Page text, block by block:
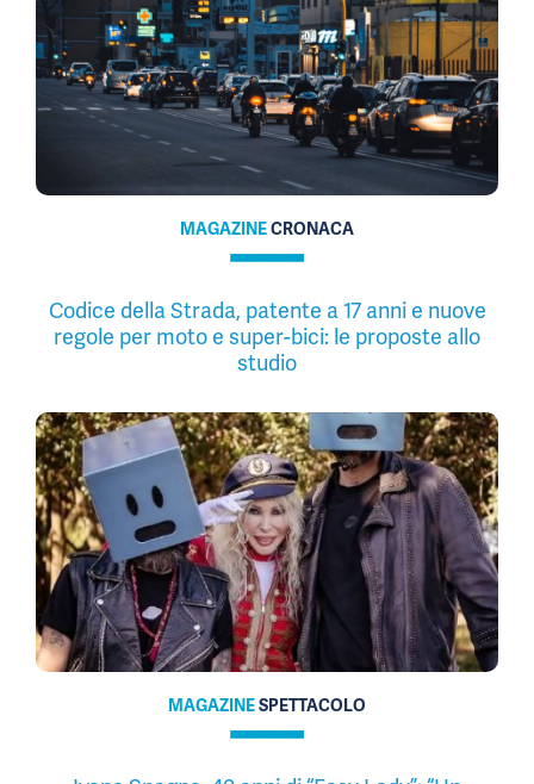
MAGAZINECRONACA
Codice della Strada, patente a 17 anni e nuove
regole per moto e super-bici: le proposte allo
studio
MAGAZINESPETTACOLO